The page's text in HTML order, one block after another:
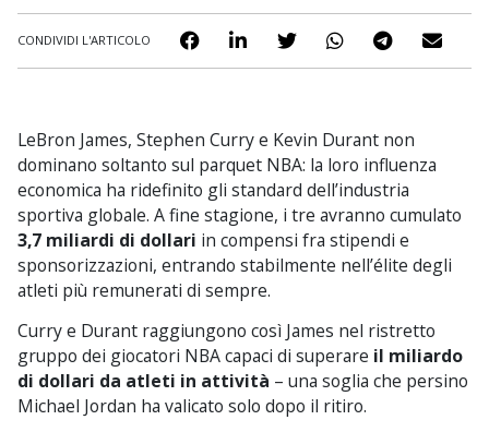
CONDIVIDI L'ARTICOLO
LeBron James, Stephen Curry e Kevin Durant non
dominano soltanto sul parquet NBA: la loro influenza
economica ha ridefinito gli standard dell’industria
sportiva globale. A fine stagione, i tre avranno cumulato
3,7 miliardi di dollari in compensi fra stipendi e
sponsorizzazioni, entrando stabilmente nell’élite degli
atleti più remunerati di sempre.
Curry e Durant raggiungono così James nel ristretto
gruppo dei giocatori NBA capaci di superare il miliardo
di dollari da atleti in attività – una soglia che persino
Michael Jordan ha valicato solo dopo il ritiro.